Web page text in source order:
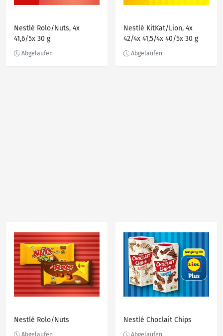
Nestlé Rolo/Nuts, 4x
41,6/5x 30 g
Nestlé KitKat/Lion, 4x
42/4x 41,5/4x 40/5x 30 g
Nestlé Rolo/Nuts Nestlé Choclait Chips